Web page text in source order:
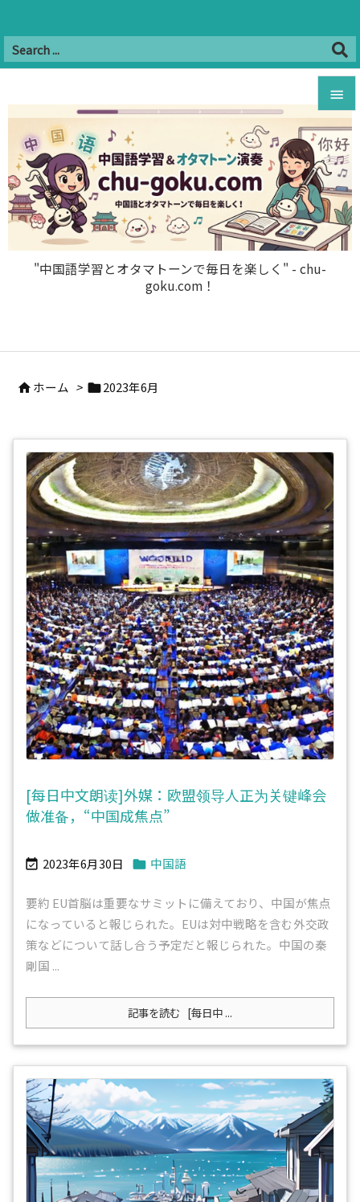
"中国語学習とオタマトーンで毎日を楽しく" - chu-
goku.com！


メニュ

サイド

前へ
RSS Feedly
 ホーム > 2023年6月
[每日中文朗读]外媒：欧盟领导人正为关键峰会
做准备，“中国成焦点”
 2023年6月30日  中国語
要約 EU首脳は重要なサミットに備えており、中国が焦点
になっていると報じられた。EUは対中戦略を含む外交政
策などについて話し合う予定だと報じられた。中国の秦
剛国 ...
記事を読む [每日中 ...